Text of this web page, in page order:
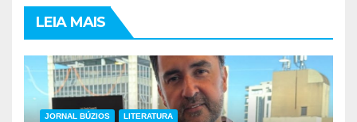
LEIA MAIS
JORNAL BÚZIOS LITERATURA